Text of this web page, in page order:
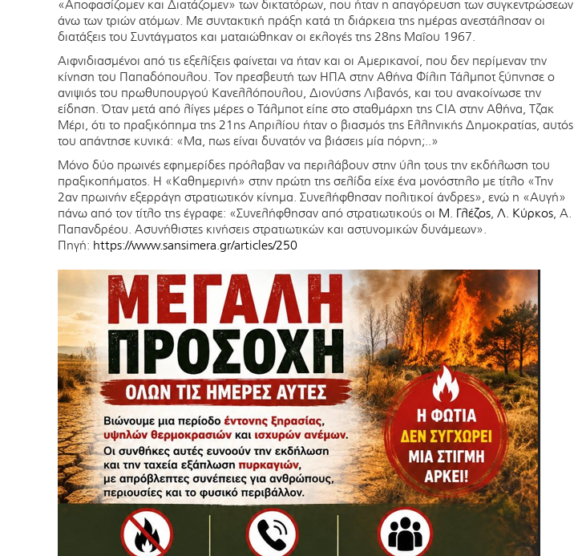
«Αποφασίζομεν και Διατάζομεν» των δικτατόρων, που ήταν η απαγόρευση των συγκεντρώσεων
άνω των τριών ατόμων. Με συντακτική πράξη κατά τη διάρκεια της ημέρας ανεστάλησαν οι
διατάξεις του Συντάγματος και ματαιώθηκαν οι εκλογές της 28ης Μαΐου 1967.
Αιφνιδιασμένοι από τις εξελίξεις φαίνεται να ήταν και οι Αμερικανοί, που δεν περίμεναν την
κίνηση του Παπαδόπουλου. Τον πρεσβευτή των ΗΠΑ στην Αθήνα Φίλιπ Τάλμποτ ξύπνησε ο
ανιψιός του πρωθυπουργού Κανελλόπουλου, Διονύσης Λιβανός, και του ανακοίνωσε την
είδηση. Όταν μετά από λίγες μέρες ο Τάλμποτ είπε στο σταθμάρχη της CIA στην Αθήνα, Τζακ
Μέρι, ότι το πραξικόπημα της 21ης Απριλίου ήταν ο βιασμός της Ελληνικής Δημοκρατίας, αυτός
του απάντησε κυνικά: «Μα, πως είναι δυνατόν να βιάσεις μία πόρνη;..»
Μόνο δύο πρωινές εφημερίδες πρόλαβαν να περιλάβουν στην ύλη τους την εκδήλωση του
πραξικοπήματος. Η «Καθημερινή» στην πρώτη της σελίδα είχε ένα μονόστηλο με τίτλο «Την
2αν πρωινήν εξερράγη στρατιωτικόν κίνημα. Συνελήφθησαν πολιτικοί άνδρες», ενώ η «Αυγή»
πάνω από τον τίτλο της έγραφε: «Συνελήφθησαν από στρατιωτικούς οι Μ. Γλέζος, Λ. Κύρκος, Α.
Παπανδρέου. Ασυνήθιστες κινήσεις στρατιωτικών και αστυνομικών δυνάμεων».
Πηγή: https://www.sansimera.gr/articles/250